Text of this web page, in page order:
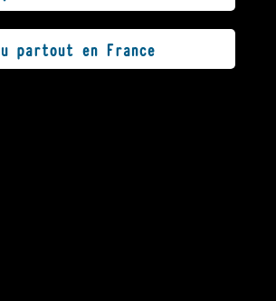
partout en France